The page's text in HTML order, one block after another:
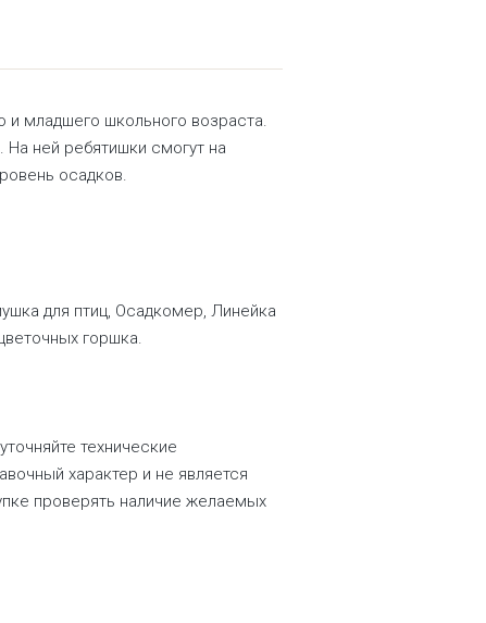
и младшего школьного возраста.
ней ребятишки смогут на
осадков.
для птиц, Осадкомер, Линейка
горшка.
технические
характер и не является
проверять наличие желаемых